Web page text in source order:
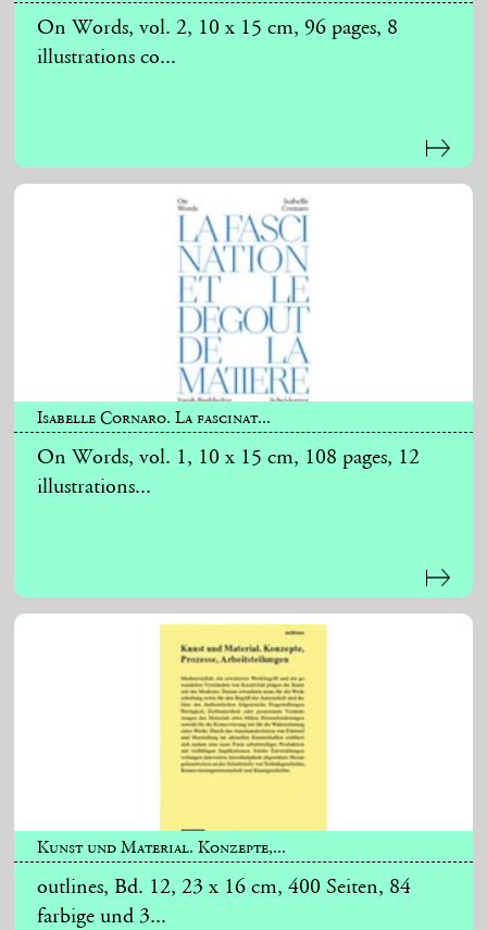
On Words, vol. 2, 10 x 15 cm, 96 pages, 8
illustrations co...
Isabelle Cornaro. La fascinat...
On Words, vol. 1, 10 x 15 cm, 108 pages, 12
illustrations...
Kunst und Material. Konzepte,...
outlines, Bd. 12, 23 x 16 cm, 400 Seiten, 84
farbige und 3...